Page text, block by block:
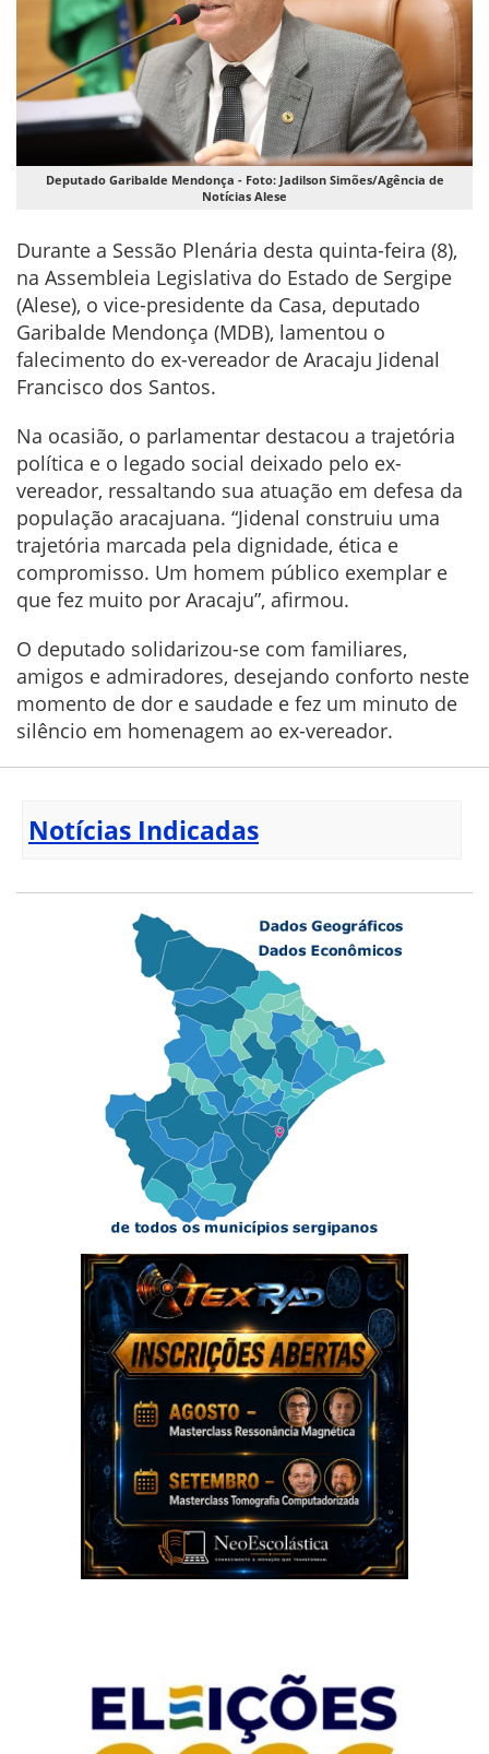
Deputado Garibalde Mendonça - Foto: Jadilson Simões/Agência de
Notícias Alese
Durante a Sessão Plenária desta quinta-feira (8),
na Assembleia Legislativa do Estado de Sergipe
(Alese), o vice-presidente da Casa, deputado
Garibalde Mendonça (MDB), lamentou o
falecimento do ex-vereador de Aracaju Jidenal
Francisco dos Santos.
Na ocasião, o parlamentar destacou a trajetória
política e o legado social deixado pelo ex-
vereador, ressaltando sua atuação em defesa da
população aracajuana. “Jidenal construiu uma
trajetória marcada pela dignidade, ética e
compromisso. Um homem público exemplar e
que fez muito por Aracaju”, afirmou.
O deputado solidarizou-se com familiares,
amigos e admiradores, desejando conforto neste
momento de dor e saudade e fez um minuto de
silêncio em homenagem ao ex-vereador.
Notícias Indicadas